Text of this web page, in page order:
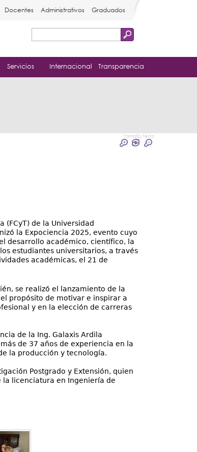
de
Docentes Administrativos Graduados
Servicios Internacional Transparencia
Tamaño Texto
(FCyT) de la Universidad
la Expociencia 2025, evento cuyo
desarrollo académico, científico, la
estudiantes universitarios, a través
académicas, el 21 de
se realizó el lanzamiento de la
propósito de motivar e inspirar a
y en la elección de carreras
de la Ing. Galaxis Ardila
de 37 años de experiencia en la
la producción y tecnología.
Postgrado y Extensión, quien
la licenciatura en Ingeniería de